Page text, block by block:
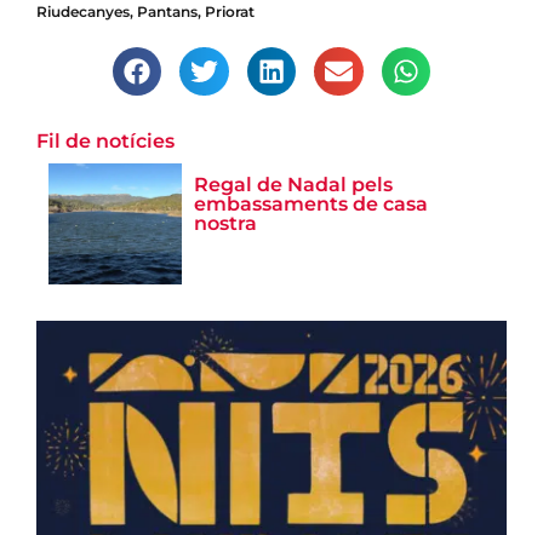
Riudecanyes, Pantans, Priorat
Fil de notícies
Regal de Nadal pels
embassaments de casa
nostra